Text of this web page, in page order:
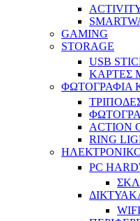
GAMING
STORAGE
USB
ΚΑΡΤΕΣ
ΦΩΤΟΓΡΑΦΙΑ
ACTION
RING
PC